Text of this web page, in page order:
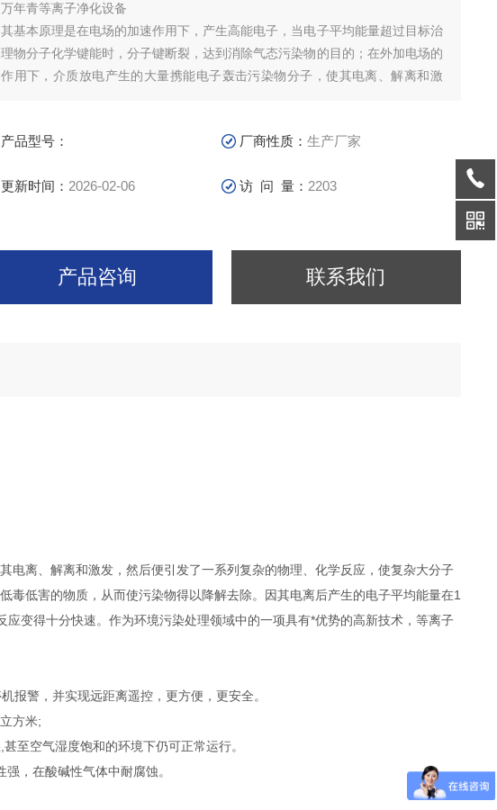
万年青等离子净化设备
其基本原理是在电场的加速作用下，产生高能电子，当电子平均能量超过目标治
理物分子化学键能时，分子键断裂，达到消除气态污染物的目的；在外加电场的
作用下，介质放电产生的大量携能电子轰击污染物分子，使其电离、解离和激
产品型号： 厂商性质：生产厂家
更新时间： 2026-02-06 访 问 量： 2203
产品咨询 联系我们
电离、解离和激发，然后便引发了一系列复杂的物理、化学反应，使复杂大分子
低害的物质，从而使污染物得以降解去除。因其电离后产生的电子平均能量在1
变得十分快速。作为环境污染处理领域中的一项具有*优势的高新技术，等离子
报警，并实现远距离遥控，更方便，更安全。
方米;
至空气湿度饱和的环境下仍可正常运行。
，在酸碱性气体中耐腐蚀。